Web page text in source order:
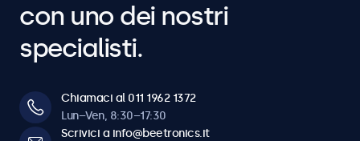
con uno dei nostri
specialisti.
Chiamaci al 011 1962 1372
Lun–Ven, 8:30–17:30
Scrivici a info@beetronics.it